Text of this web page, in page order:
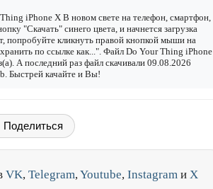
iPhone X В новом свете на телефон, смартфон,
"Скачать" синего цвета, и начнется загрузка
попробуйте кликнуть правой кнопкой мыши на
по ссылке как...". Файл Do Your Thing iPhone
А последний раз файл скачивали 09.08.2026
Быстрей качайте и Вы!
Поделиться
VK, Telegram,Youtube, Instagram и X